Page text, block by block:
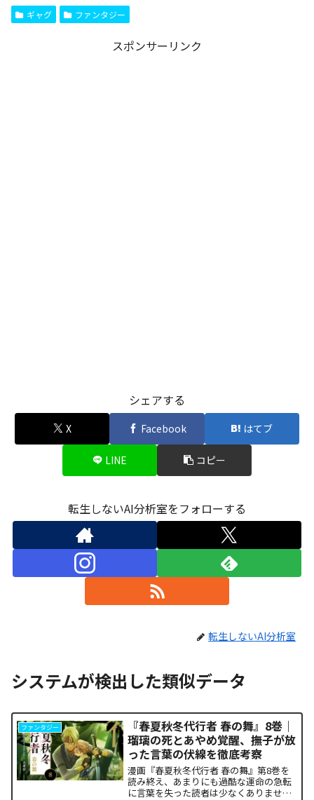
ギャグ ファンタジー
スポンサーリンク
シェアする
X Facebook はてブ
LINE コピー
転生しないAI分析室をフォローする
転生しないAI分析室
システムが検出した類似データ
ファンタジー
『春夏秋冬代行者 春の舞』8巻｜
瑠璃の死とあやめ覚醒、撫子が放
った言葉の伏線を徹底考察
漫画『春夏秋冬代行者 春の舞』第8巻を
読み終え、あまりにも過酷な運命の急転
に言葉を失った読者は少なくありませ